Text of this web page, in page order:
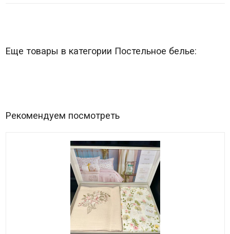
Еще товары в категории Постельное белье:
Рекомендуем посмотреть